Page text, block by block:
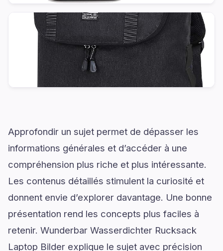
Approfondir un sujet permet de dépasser les
informations générales et d’accéder à une
compréhension plus riche et plus intéressante.
Les contenus détaillés stimulent la curiosité et
donnent envie d’explorer davantage. Une bonne
présentation rend les concepts plus faciles à
retenir. Wunderbar Wasserdichter Rucksack
Laptop Bilder explique le sujet avec précision